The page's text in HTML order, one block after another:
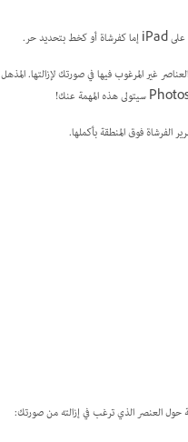
غير المرغوب فيها في صورتك لإزالتها. المذهل
الفرشاة فوق المنطقة بأكملها.
حول العنصر الذي ترغب في إزالته من صورتك: